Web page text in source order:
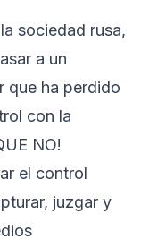
sociedad rusa,
a un
que ha perdido
con la
NO!
el control
juzgar y